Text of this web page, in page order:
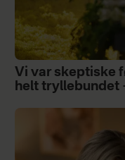
Vi var skeptiske
helt tryllebundet